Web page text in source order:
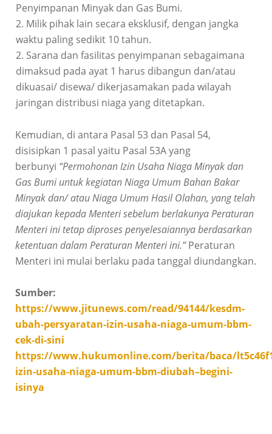
Penyimpanan Minyak dan Gas Bumi.
2. Milik pihak lain secara eksklusif, dengan jangka
waktu paling sedikit 10 tahun.
2. Sarana dan fasilitas penyimpanan sebagaimana
dimaksud pada ayat 1 harus dibangun dan/atau
dikuasai/ disewa/ dikerjasamakan pada wilayah
jaringan distribusi niaga yang ditetapkan.
Kemudian, di antara Pasal 53 dan Pasal 54,
disisipkan 1 pasal yaitu Pasal 53A yang
berbunyi “Permohonan Izin Usaha Niaga Minyak dan
Gas Bumi untuk kegiatan Niaga Umum Bahan Bakar
Minyak dan/ atau Niaga Umum Hasil Olahan, yang telah
diajukan kepada Menteri sebelum berlakunya Peraturan
Menteri ini tetap diproses penyelesaiannya berdasarkan
ketentuan dalam Peraturan Menteri ini.”Peraturan
Menteri ini mulai berlaku pada tanggal diundangkan.
Sumber:
https://www.jitunews.com/read/94144/kesdm-
ubah-persyaratan-izin-usaha-niaga-umum-bbm-
cek-di-sini
https://www.hukumonline.com/berita/baca/
izin-usaha-niaga-umum-bbm-diubah–begini-
isinya